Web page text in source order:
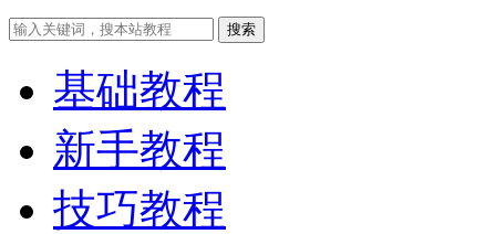
搜索
基础教程
新手教程
技巧教程